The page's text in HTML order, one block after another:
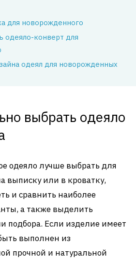
для новорожденного
одеяло-конверт для
одеял для новорожденных
выбрать одеяло
одеяло лучше выбрать для
выписку или в кроватку,
и сравнить наиболее
а также выделить
подбора. Если изделие имеет
выполнен из
прочной и натуральной